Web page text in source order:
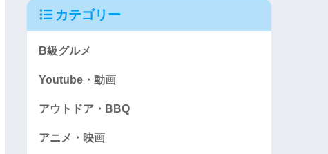
カテゴリー
B級グルメ
Youtube・動画
アウトドア・BBQ
アニメ・映画